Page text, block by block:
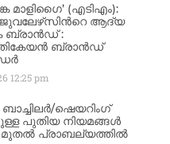
മാളിഗൈ’ (എടിഎം):
ആദ്യ
ബ്രാന്‍ഡ് :
ബ്രാന്‍ഡ്
12:25 pm
ഷെയറിംഗ്
പുതിയ നിയമങ്ങൾ
മുതൽ പ്രാബല്യത്തിൽ